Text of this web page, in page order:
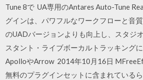
Tune 8で UA専用のAntares Auto-Tune
グインは、パワフルなワークフローと音
のUADバージョンよりも向上し、スタジ
スタント・ライブボーカルトラッキング
ApolloやArrow 2014年10月16日
無料のプラグインセットに含まれている